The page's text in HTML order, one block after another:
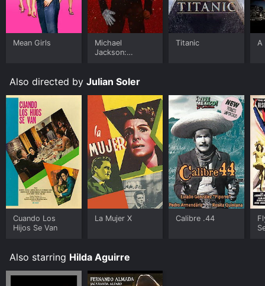
Mean Girls
Michael
Jackson:
Titanic A
Also directed by Julian Soler
Cuando Los
Hijos Se Van
La Mujer X Calibre .44
Also starring Hilda Aguirre